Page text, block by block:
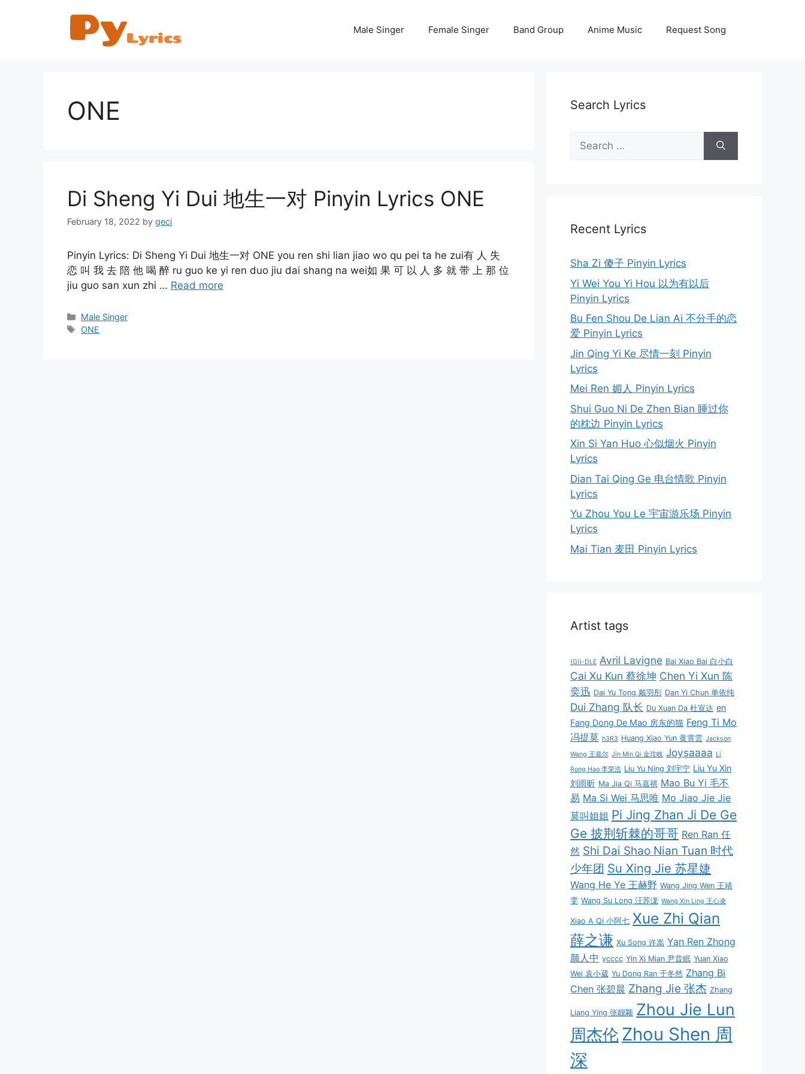
Male Singer Female Singer Band Group Anime Music Request Song
ONE
Di Sheng Yi Dui 地生一对 Pinyin Lyrics ONE
February 18, 2022 by geci
Pinyin Lyrics: Di Sheng Yi Dui 地生一对 ONE you ren shi lian jiao wo qu pei ta he zui有 人 失
恋 叫 我 去 陪 他 喝 醉 ru guo ke yi ren duo jiu dai shang na wei如 果 可 以 人 多 就 带 上 那 位
jiu guo san xun zhi … Read more
Categories
Male Singer
Tags
ONE
Search Lyrics
Search
for:
Recent Lyrics
Sha Zi 傻子 Pinyin Lyrics
Yi Wei You Yi Hou 以为有以后
Pinyin Lyrics
Bu Fen Shou De Lian Ai 不分手的恋
爱 Pinyin Lyrics
Jin Qing Yi Ke 尽情一刻 Pinyin
Lyrics
Mei Ren 媚人 Pinyin Lyrics
Shui Guo Ni De Zhen Bian 睡过你
的枕边 Pinyin Lyrics
Xin Si Yan Huo 心似烟火 Pinyin
Lyrics
Dian Tai Qing Ge 电台情歌 Pinyin
Lyrics
Yu Zhou You Le 宇宙游乐场 Pinyin
Lyrics
Mai Tian 麦田 Pinyin Lyrics
Artist tags
(G)I-DLE Avril Lavigne Bai Xiao Bai 白小白
Cai Xu Kun 蔡徐坤 Chen Yi Xun 陈
奕迅 Dai Yu Tong 戴羽彤 Dan Yi Chun 单依纯
Dui Zhang 队长 Du Xuan Da 杜宣达 en
Fang Dong De Mao 房东的猫 Feng Ti Mo
冯提莫 h3R3 Huang Xiao Yun 黄霄雲 Jackson
Wang 王嘉尔 Jin Min Qi 金玟岐 Joysaaaa Li
Rong Hao 李荣浩 Liu Yu Ning 刘宇宁 Liu Yu Xin
刘雨昕 Ma Jia Qi 马嘉祺 Mao Bu Yi 毛不
易 Ma Si Wei 马思唯 Mo Jiao Jie Jie
莫叫姐姐 Pi Jing Zhan Ji De Ge
Ge 披荆斩棘的哥哥 Ren Ran 任
然 Shi Dai Shao Nian Tuan 时代
少年团 Su Xing Jie 苏星婕
Wang He Ye 王赫野 Wang Jing Wen 王靖
雯 Wang Su Long 汪苏泷 Wang Xin Ling 王心凌
Xiao A Qi 小阿七 Xue Zhi Qian
薛之谦 Xu Song 许嵩 Yan Ren Zhong
颜人中 ycccc Yin Xi Mian 尹昔眠 Yuan Xiao
Wei 袁小葳 Yu Dong Ran 于冬然 Zhang Bi
Chen 张碧晨 Zhang Jie 张杰 Zhang
Liang Ying 张靓颖 Zhou Jie Lun
周杰伦Zhou Shen 周
深